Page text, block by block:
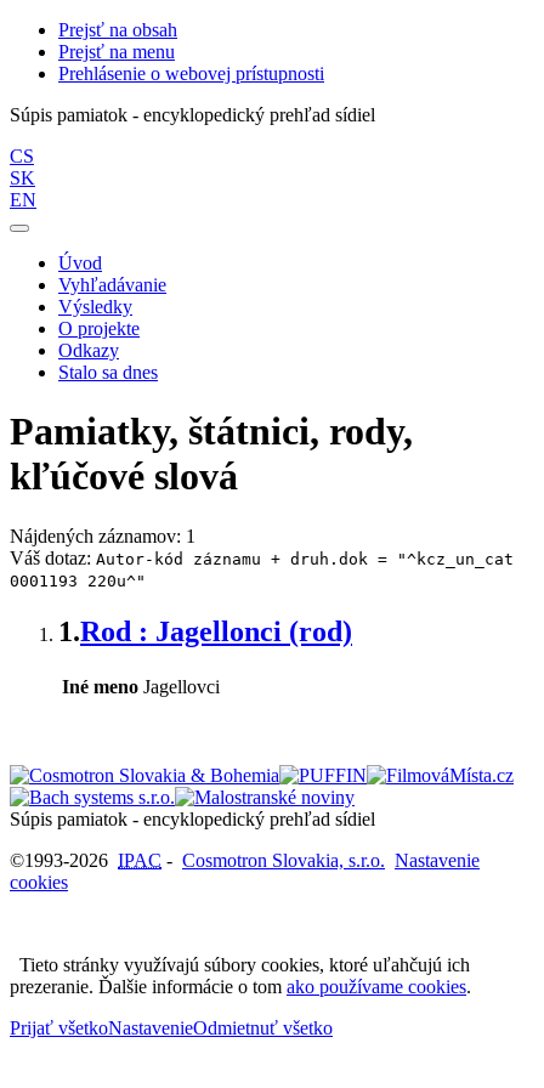
Prejsť na obsah
Prejsť na menu
Prehlásenie o webovej prístupnosti
Súpis pamiatok - encyklopedický prehľad sídiel
CS
SK
EN
Úvod
Vyhľadávanie
Výsledky
O projekte
Odkazy
Stalo sa dnes
Pamiatky, štátnici, rody,
kľúčové slová
Nájdených záznamov: 1
Váš dotaz: Autor-kód záznamu + druh.dok = "^kcz_un_cat
0001193 220u^"
1.Rod : Jagellonci (rod)
Iné meno Jagellovci
Súpis pamiatok - encyklopedický prehľad sídiel
©1993-2026 IPAC - Cosmotron Slovakia, s.r.o. Nastavenie
cookies
Tieto stránky využívajú súbory cookies, ktoré uľahčujú ich
prezeranie. Ďalšie informácie o tom ako používame cookies.
Prijať všetkoNastavenieOdmietnuť všetko